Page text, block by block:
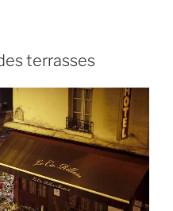
terrasses